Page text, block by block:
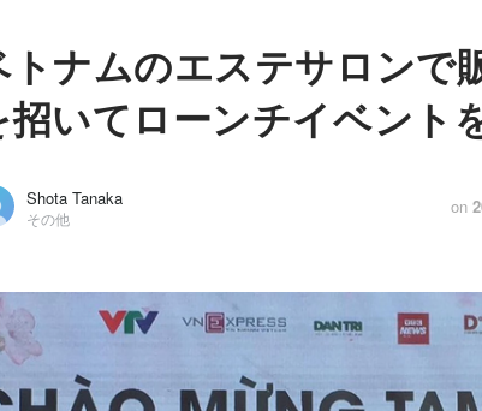
トナムのエステサロンで
招いてローンチイベント
Shota Tanaka
その他
on